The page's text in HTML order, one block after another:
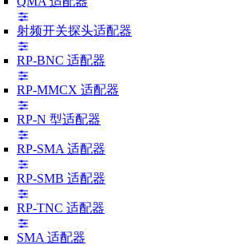
射频开关探头适配器
RP-BNC 适配器
RP-MMCX 适配器
RP-N 型适配器
RP-SMA 适配器
RP-SMB 适配器
RP-TNC 适配器
SMA 适配器